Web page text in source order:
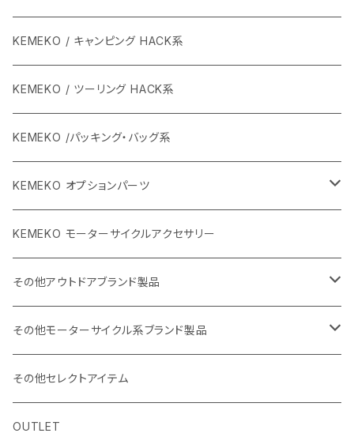
KEMEKO / キャンピング HACK系
KEMEKO / ツーリング HACK系
KEMEKO /パッキング・バッグ系
KEMEKO オプションパーツ
BBQグリル ひらっち
防水充電ケーブルシステム
カーボンポール
SHADE25 テント
シングルストラップ2
KEMEKO モーターサイクルアクセサリー
その他アウトドアブランド製品
ストリームトレイル製品
バッグ
小物・サングラス・キャップ
ハルタホース
斧
レッドレンザー
その他モーターサイクル系ブランド製品
NORIX SIMPSON
OSBE ITALY
その他セレクトアイテム
OUTLET